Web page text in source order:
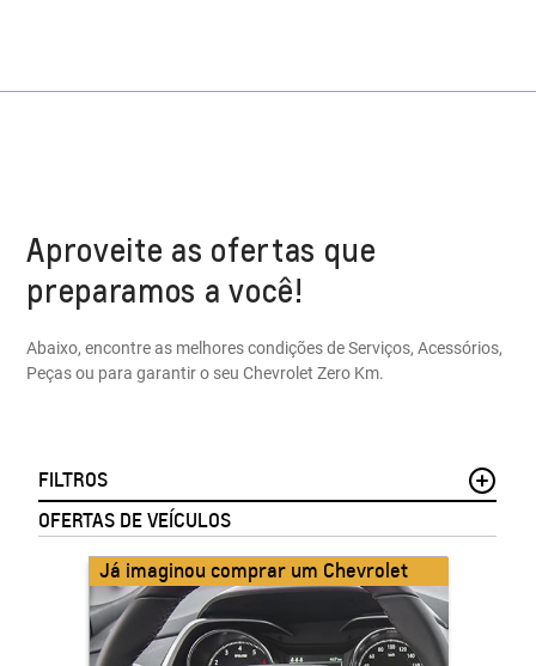
Aproveite as ofertas que
preparamos a você!
Abaixo, encontre as melhores condições de Serviços, Acessórios,
Peças ou para garantir o seu Chevrolet Zero Km.